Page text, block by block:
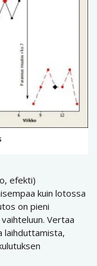
efekti)
kuin lotossa
on pieni
Vertaa
laihduttamista,